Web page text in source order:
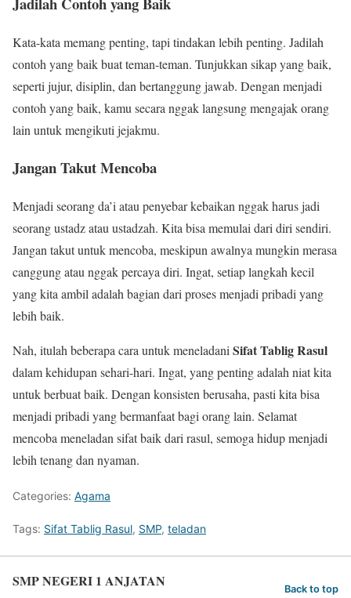
Kata-kata memang penting, tapi tindakan lebih penting. Jadilah
contoh yang baik buat teman-teman. Tunjukkan sikap yang baik,
seperti jujur, disiplin, dan bertanggung jawab. Dengan menjadi
contoh yang baik, kamu secara nggak langsung mengajak orang
lain untuk mengikuti jejakmu.
Jangan Takut Mencoba
Menjadi seorang da’i atau penyebar kebaikan nggak harus jadi
seorang ustadz atau ustadzah. Kita bisa memulai dari diri sendiri.
Jangan takut untuk mencoba, meskipun awalnya mungkin merasa
canggung atau nggak percaya diri. Ingat, setiap langkah kecil
yang kita ambil adalah bagian dari proses menjadi pribadi yang
lebih baik.
Nah, itulah beberapa cara untuk meneladani Sifat Tablig Rasul
dalam kehidupan sehari-hari. Ingat, yang penting adalah niat kita
untuk berbuat baik. Dengan konsisten berusaha, pasti kita bisa
menjadi pribadi yang bermanfaat bagi orang lain. Selamat
mencoba meneladan sifat baik dari rasul, semoga hidup menjadi
lebih tenang dan nyaman.
Categories: Agama
Tags: Sifat Tablig Rasul, SMP, teladan
SMP NEGERI 1 ANJATAN Back to top